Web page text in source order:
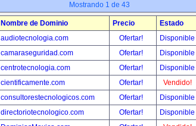
Mostrando 1 de 43
Nombre de Dominio Precio
Estado
audiotecnologia.com
Ofertar!
Disponible
camaraseguridad.com
Ofertar!
Disponible
centrotecnologia.com
Ofertar!
Disponible
cientificamente.com
Ofertar!
Vendido!
consultorestecnologicos.com
Ofertar!
Disponible
directoriotecnologico.com
Ofertar!
Disponible